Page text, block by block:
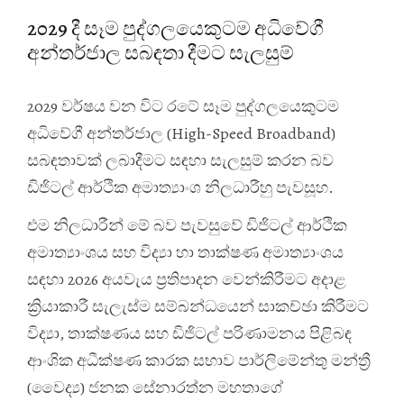
2029 දී සෑම පුද්ගලයෙකුටම අධිවේගී
අන්තර්ජාල සබඳතා දීමට සැලසුම්
2029 වර්ෂය වන විට රටේ සෑම පුද්ගලයෙකුටම
අධිවේගී අන්තර්ජාල (High-Speed Broadband)
සබඳතාවක් ලබාදීමට සඳහා සැලසුම් කරන බව
ඩිජිටල් ආර්ථික අමාත්‍යාංශ නිලධාරීහු පැවසූහ.
එම නිලධාරීන් මේ බව පැවසුවේ ඩිජිටල් ආර්ථික
අමාත්‍යාංශය සහ විද්‍යා හා තාක්ෂණ අමාත්‍යාංශය
සඳහා 2026 අයවැය ප්‍රතිපාදන වෙන්කිරීමට අදාළ
ක්‍රියාකාරී සැලැස්ම සම්බන්ධයෙන් සාකච්ඡා කිරීමට
විද්‍යා, තාක්ෂණය සහ ඩිජිටල් පරිණාමනය පිළිබඳ
ආංශික අධීක්ෂණ කාරක සභාව පාර්ලිමේන්තු මන්ත්‍රී
(වෛද්‍ය) ජනක සේනාරත්න මහතාගේ